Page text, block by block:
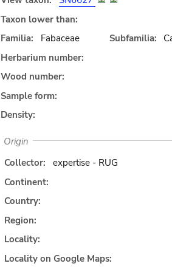
Taxon lower than:
Familia:
Fabaceae Subfamilia:
Herbarium number:
Wood number:
Sample form:
Density:
Origin
Collector:
expertise - RUG
Continent:
Country:
Region:
Locality:
Locality on Google Maps: